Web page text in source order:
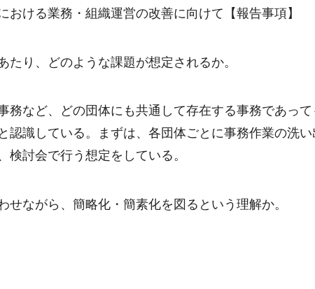
おける業務・組織運営の改善に向けて【報告事項】
たり、どのような課題が想定されるか。
務など、どの団体にも共通して存在する事務であっ
認識している。まずは、各団体ごとに事務作業の洗
検討会で行う想定をしている。
せながら、簡略化・簡素化を図るという理解か。